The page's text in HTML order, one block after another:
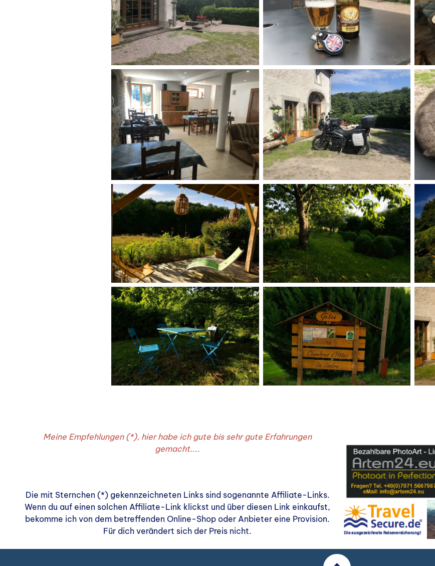
Meine Empfehlungen (*), hier habe ich gute bis sehr gute Erfahrungen
gemacht....
Die mit Sternchen (*) gekennzeichneten Links sind sogenannte Affiliate-Links.
Wenn du auf einen solchen Affiliate-Link klickst und über diesen Link einkaufst,
bekomme ich von dem betreffenden Online-Shop oder Anbieter eine Provision.
Für dich verändert sich der Preis nicht.